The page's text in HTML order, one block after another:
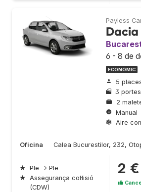
Payless
6 - 8 de
ECONÒMIC
5
3 portes
2
Manual
Aire
Oficina Calea Bucurestilor, 232,
★ Ple → Ple
★ Assegurança col·lisió
(CDW)
2 €